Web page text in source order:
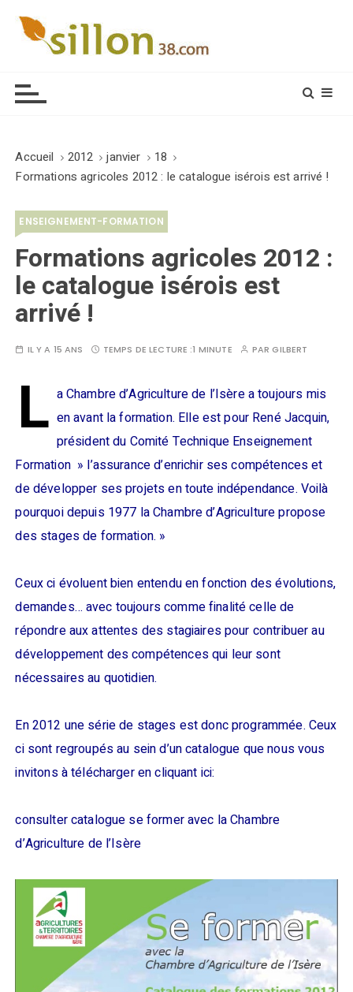
Accueil 2012 janvier
18
Formations agricoles 2012 : le catalogue isérois est arrivé !
ENSEIGNEMENT-FORMATION
Formations agricoles 2012 :
le catalogue isérois est
arrivé !
IL Y A 15 ANS TEMPS DE LECTURE :1 MINUTE PARGILBERT
L a Chambre d’Agriculture de l’Isère a toujours mis
en avant la formation. Elle est pour René Jacquin,
président du Comité Technique Enseignement
Formation » l’assurance d’enrichir ses compétences et
de développer ses projets en toute indépendance. Voilà
pourquoi depuis 1977 la Chambre d’Agriculture propose
des stages de formation. »
Ceux ci évoluent bien entendu en fonction des évolutions,
demandes… avec toujours comme finalité celle de
répondre aux attentes des stagiaires pour contribuer au
développement des compétences qui leur sont
nécessaires au quotidien.
En 2012 une série de stages est donc programmée. Ceux
ci sont regroupés au sein d’un catalogue que nous vous
invitons à télécharger en cliquant ici:
consulter catalogue se former avec la Chambre
d’Agriculture de l’Isère